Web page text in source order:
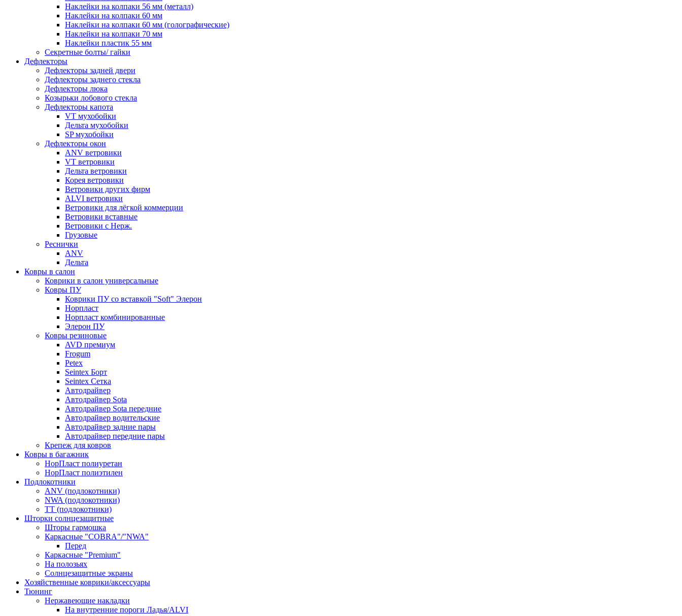
Наклейки на колпаки 56 мм (металл)
Наклейки на колпаки 60 мм
Наклейки на колпаки 60 мм (голографические)
Наклейки на колпаки 70 мм
Наклейки пластик 55 мм
Секретные болты/ гайки
Дефлекторы
Дефлекторы задней двери
Дефлекторы заднего стекла
Дефлекторы люка
Козырьки лобового стекла
Дефлекторы капота
VT мухобойки
Дельта мухобойки
SP мухобойки
Дефлекторы окон
ANV ветровики
VT ветровики
Дельта ветровики
Корея ветровики
Ветровики других фирм
ALVI ветровики
Ветровики для лёгкой коммерции
Ветровики вставные
Ветровики с Нерж.
Грузовые
Реснички
ANV
Дельта
Ковры в салон
Коврики в салон универсальные
Ковры ПУ
Коврики ПУ со вставкой "Soft" Элерон
Норпласт
Норпласт комбинированные
Элерон ПУ
Ковры резиновые
AVD премиум
Frogum
Petex
Seintex Борт
Seintex Сетка
Автодрайвер
Автодрайвер Sota
Автодрайвер Sota передние
Автодрайвер водительские
Автодрайвер задние пары
Автодрайвер передние пары
Крепеж для ковров
Ковры в багажник
НорПласт полиуретан
НорПласт полиэтилен
Подлокотники
ANV (подлокотники)
NWA (подлокотники)
TT (подлокотники)
Шторки солнцезащитные
Шторы гармошка
Каркасные "COBRA"/"NWA"
Перед
Каркасные "Premium"
На полозьях
Солнцезащитные экраны
Хозяйственные коврики/аксессуары
Тюнинг
Нержавеющие накладки
На внутренние пороги Ладья/ALVI